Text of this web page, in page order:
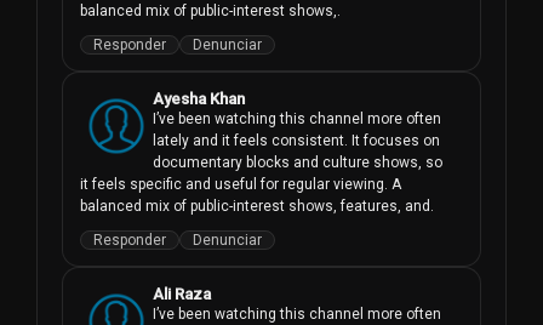
balanced mix of public-interest shows,.
Responder
Denunciar
Ayesha Khan
I’ve been watching this channel more often
lately and it feels consistent. It focuses on
documentary blocks and culture shows, so
it feels specific and useful for regular viewing. A
balanced mix of public-interest shows, features, and.
Responder
Denunciar
Ali Raza
I’ve been watching this channel more often